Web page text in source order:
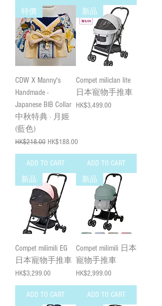
特價
CDW X Manny's
Handmade -
Japanese BIB Collar
中秋特典 · 月姬
(藍色)
Regular Price
HK$218.00 Sale Price
HK$188.00
ADD TO CART
新品
Compet miliclan lite
日本寵物手推車
Price
HK$3,499.00
ADD TO CART
新品
Compet milimili EG
日本寵物手推車
Price
HK$3,299.00
ADD TO CART
新品
Compet milimili 日本
寵物手推車
Price
HK$2,999.00
ADD TO CART